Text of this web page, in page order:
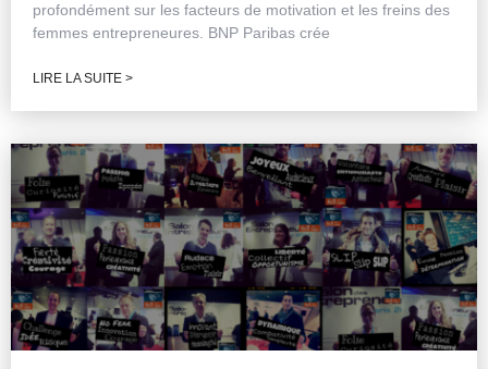
profondément sur les facteurs de motivation et les freins des
femmes entrepreneures. BNP Paribas crée
LIRE LA SUITE >